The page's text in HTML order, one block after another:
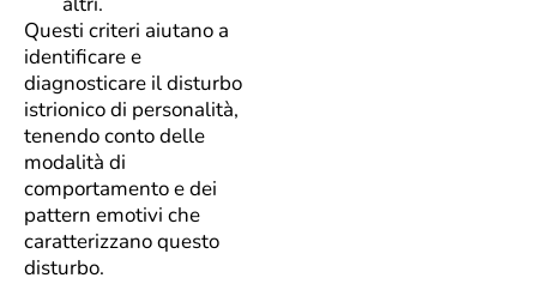
Questi criteri aiutano a
identificare e
diagnosticare il disturbo
istrionico di personalità,
tenendo conto delle
modalità di
comportamento e dei
pattern emotivi che
caratterizzano questo
disturbo.